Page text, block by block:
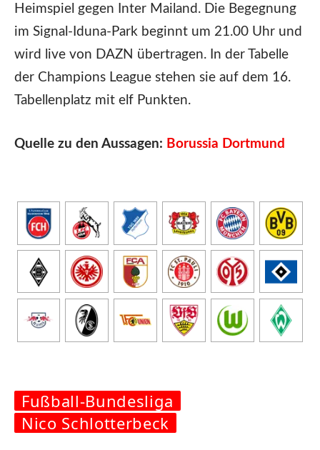
Heimspiel gegen Inter Mailand. Die Begegnung
im Signal-Iduna-Park beginnt um 21.00 Uhr und
wird live von DAZN übertragen. In der Tabelle
der Champions League stehen sie auf dem 16.
Tabellenplatz mit elf Punkten.
Quelle zu den Aussagen: Borussia Dortmund
Fußball-Bundesliga
Nico Schlotterbeck